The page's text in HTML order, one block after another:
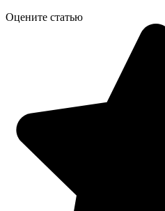
Оцените статью